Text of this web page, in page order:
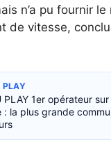
n’a pu fournir
de vitesse,
PLAY
PLAY 1er opérateur
: la plus grande